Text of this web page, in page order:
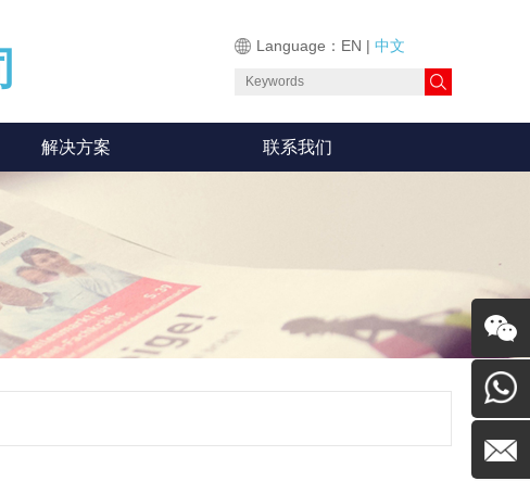
Language： EN | 中文
解决方案 联系我们
留言
0755-